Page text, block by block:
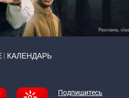
КАЛЕНДАРЬ
Подпишитесь